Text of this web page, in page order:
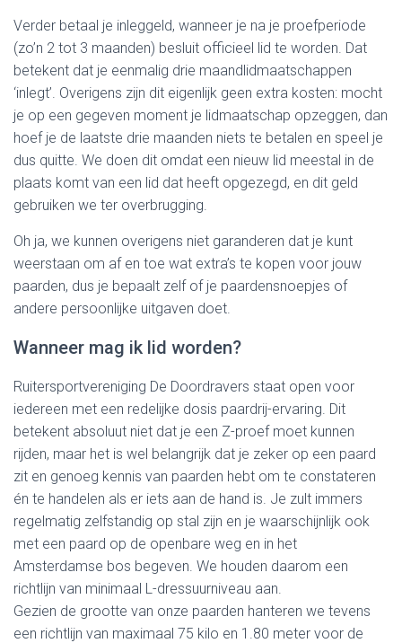
Verder betaal je inleggeld, wanneer je na je proefperiode
(zo’n 2 tot 3 maanden) besluit officieel lid te worden. Dat
betekent dat je eenmalig drie maandlidmaatschappen
‘inlegt’. Overigens zijn dit eigenlijk geen extra kosten: mocht
je op een gegeven moment je lidmaatschap opzeggen, dan
hoef je de laatste drie maanden niets te betalen en speel je
dus quitte. We doen dit omdat een nieuw lid meestal in de
plaats komt van een lid dat heeft opgezegd, en dit geld
gebruiken we ter overbrugging.
Oh ja, we kunnen overigens niet garanderen dat je kunt
weerstaan om af en toe wat extra’s te kopen voor jouw
paarden, dus je bepaalt zelf of je paardensnoepjes of
andere persoonlijke uitgaven doet.
Wanneer mag ik lid worden?
Ruitersportvereniging De Doordravers staat open voor
iedereen met een redelijke dosis paardrij-ervaring. Dit
betekent absoluut niet dat je een Z-proef moet kunnen
rijden, maar het is wel belangrijk dat je zeker op een paard
zit en genoeg kennis van paarden hebt om te constateren
én te handelen als er iets aan de hand is. Je zult immers
regelmatig zelfstandig op stal zijn en je waarschijnlijk ook
met een paard op de openbare weg en in het
Amsterdamse bos begeven. We houden daarom een
richtlijn van minimaal L-dressuurniveau aan.
Gezien de grootte van onze paarden hanteren we tevens
een richtlijn van maximaal 75 kilo en 1.80 meter voor de